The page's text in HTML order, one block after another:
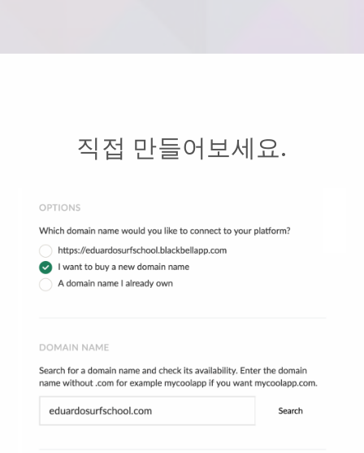
직접 만들어보세요.